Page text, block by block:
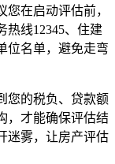
在启动评估前，
热线12345、住建
位名单，避免走弯
您的税负、贷款额
，才能确保评估结
迷雾，让房产评估